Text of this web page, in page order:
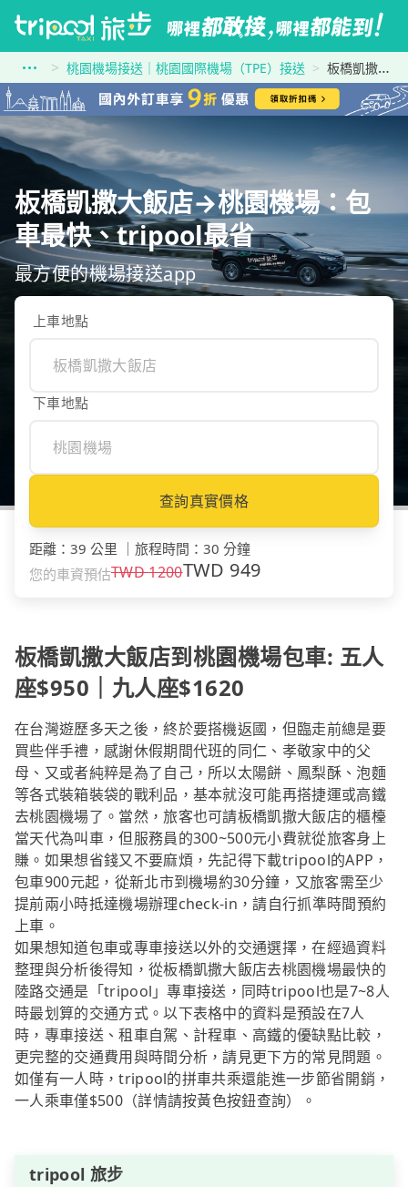
桃園機場接送｜桃園國際機場（TPE）接送 板橋凱撒大飯店到桃園機場
板橋凱撒大飯店→桃園機場：包
車最快、tripool最省
最方便的機場接送app
上車地點
下車地點
查詢真實價格
距離 ： 39 公里 旅程時間 ： 30 分鐘
您的車資預估TWD1200TWD 949
板橋凱撒大飯店到桃園機場包車: 五人
座$950｜九人座$1620
在台灣遊歷多天之後，終於要搭機返國，但臨走前總是要
買些伴手禮，感謝休假期間代班的同仁、孝敬家中的父
母、又或者純粹是為了自己，所以太陽餅、鳳梨酥、泡麵
等各式裝箱裝袋的戰利品，基本就沒可能再搭捷運或高鐵
去桃園機場了。當然，旅客也可請板橋凱撒大飯店的櫃檯
當天代為叫車，但服務員的300~500元小費就從旅客身上
賺。如果想省錢又不要麻煩，先記得下載tripool的APP，
包車900元起，從新北市到機場約30分鐘，又旅客需至少
提前兩小時抵達機場辦理check-in，請自行抓準時間預約
上車。
如果想知道包車或專車接送以外的交通選擇，在經過資料
整理與分析後得知，從板橋凱撒大飯店去桃園機場最快的
陸路交通是「tripool」專車接送，同時tripool也是7~8人
時最划算的交通方式。以下表格中的資料是預設在7人
時，專車接送、租車自駕、計程車、高鐵的優缺點比較，
更完整的交通費用與時間分析，請見更下方的常見問題。
如僅有一人時，tripool的拼車共乘還能進一步節省開銷，
一人乘車僅$500（詳情請按黃色按鈕查詢）。
tripool 旅步